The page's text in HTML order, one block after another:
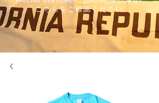
こちらをご確認ください